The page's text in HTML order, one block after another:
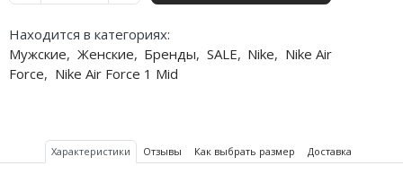
Находится в категориях:
Мужские, Женские, Бренды, SALE, Nike, Nike Air
Force, Nike Air Force 1 Mid
Характеристики Отзывы Как выбрать размер Доставка